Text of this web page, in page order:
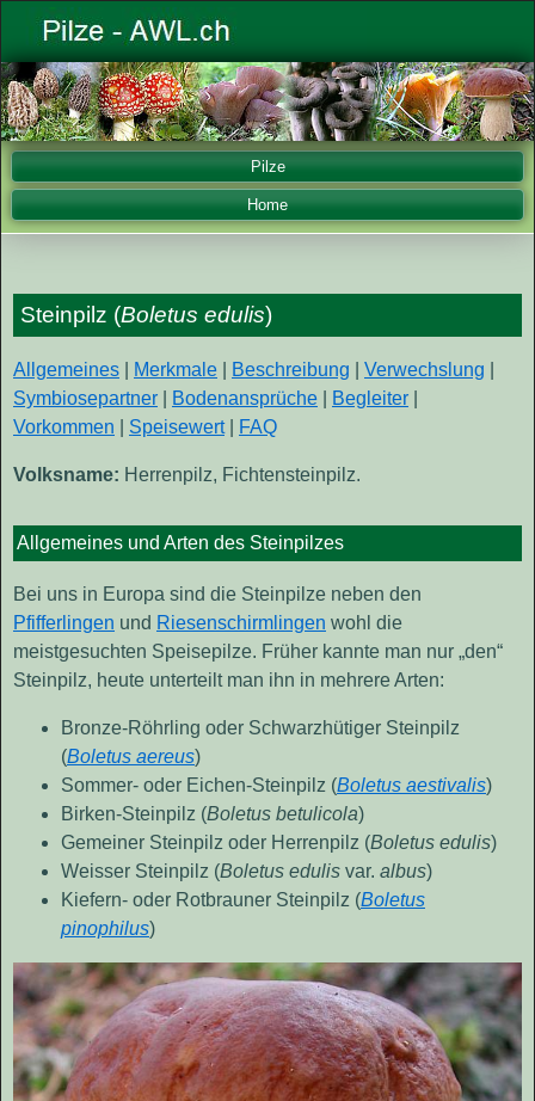
Pilze
Home
Steinpilz (Boletus edulis)
Allgemeines Merkmale Beschreibung Verwechslung
Symbiosepartner
Bodenansprüche Begleiter
Vorkommen
Speisewert| FAQ
Volksname: Herrenpilz, Fichtensteinpilz.
Allgemeines und Arten des Steinpilzes
Bei uns in Europa sind die Steinpilze neben den
Pfifferlingen und Riesenschirmlingen wohl die
meistgesuchten Speisepilze. Früher kannte man nur „den“
Steinpilz, heute unterteilt man ihn in mehrere Arten:
Bronze-Röhrling oder Schwarzhütiger Steinpilz
(Boletus aereus)
Sommer- oder Eichen-Steinpilz (Boletus aestivalis)
Birken-Steinpilz (Boletus betulicola)
Gemeiner Steinpilz oder Herrenpilz (Boletus edulis)
Weisser Steinpilz (Boletus edulis var. albus)
Kiefern- oder Rotbrauner Steinpilz (Boletus
pinophilus)